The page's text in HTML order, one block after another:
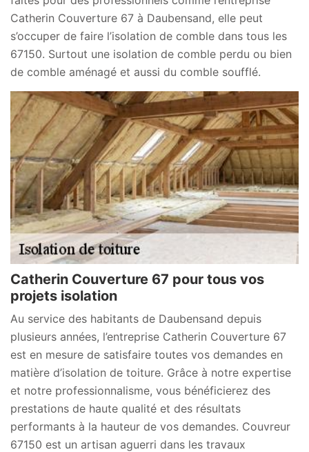
Catherin Couverture 67 à Daubensand, elle peut
s’occuper de faire l’isolation de comble dans tous les
67150. Surtout une isolation de comble perdu ou bien
de comble aménagé et aussi du comble soufflé.
Catherin Couverture 67 pour tous vos
projets isolation
Au service des habitants de Daubensand depuis
plusieurs années, l’entreprise Catherin Couverture 67
est en mesure de satisfaire toutes vos demandes en
matière d’isolation de toiture. Grâce à notre expertise
et notre professionnalisme, vous bénéficierez des
prestations de haute qualité et des résultats
performants à la hauteur de vos demandes. Couvreur
67150 est un artisan aguerri dans les travaux